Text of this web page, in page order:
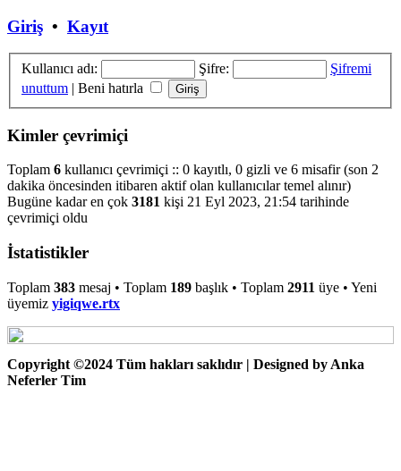
Giriş • Kayıt
Kullanıcı adı: Şifre:
Şifremi
unuttum | Beni hatırla
Kimler çevrimiçi
Toplam 6 kullanıcı çevrimiçi :: 0 kayıtlı, 0 gizli ve 6 misafir (son 2
dakika öncesinden itibaren aktif olan kullanıcılar temel alınır)
Bugüne kadar en çok 3181 kişi 21 Eyl 2023, 21:54 tarihinde
çevrimiçi oldu
İstatistikler
Toplam 383 mesaj • Toplam 189 başlık • Toplam 2911 üye • Yeni
üyemiz yigiqwe.rtx
Copyright ©2024 Tüm hakları saklıdır | Designed by Anka
Neferler Tim